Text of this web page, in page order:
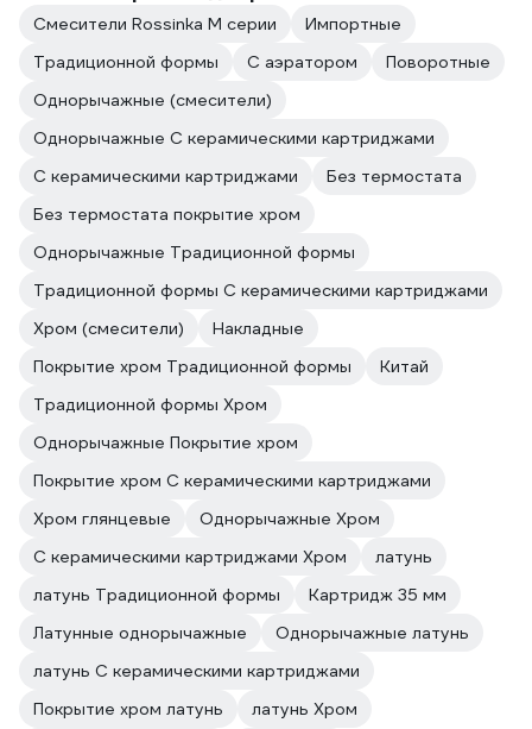
Смесители Rossinka M серии
Импортные
Традиционной формы
С аэратором
Поворотные
Однорычажные (смесители)
Однорычажные С керамическими картриджами
С керамическими картриджами
Без термостата
Без термостата покрытие хром
Однорычажные Традиционной формы
Традиционной формы С керамическими картриджами
Хром (смесители)
Накладные
Покрытие хром Традиционной формы
Китай
Традиционной формы Хром
Однорычажные Покрытие хром
Покрытие хром С керамическими картриджами
Хром глянцевые
Однорычажные Хром
С керамическими картриджами Хром
латунь
латунь Традиционной формы
Картридж 35 мм
Латунные однорычажные
Однорычажные латунь
латунь С керамическими картриджами
Покрытие хром латунь
латунь Хром